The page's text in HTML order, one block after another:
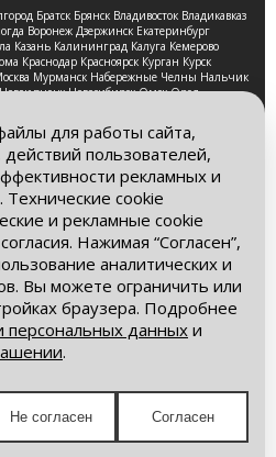
Братск Брянск Владивосток Владикавказ
Воронеж Дзержинск Екатеринбург
Казань Калининград Калуга Кемерово
Краснодар Красноярск Курган Курск
Мурманск Набережные Челны Нальчик
Новосибирск Омск Орел
Сочи Ставрополь Стерлитамак
Тула Тюмень Улан-Удэ Ульяновск Уфа
Чита Ярославль
Машины». Все права
внимание на то, что данный
информационный
информационные
на сайте, не является
положениями Статьи
РФ.
данных
выгодное предложение!
для работы сайта,
пользователей,
рекламных и
Технические cookie
и рекламные cookie
Нажимая “Согласен”,
аналитических и
Вы можете ограничить или
браузера. Подробнее
персональных данных и
.
Согласен
Не согласен